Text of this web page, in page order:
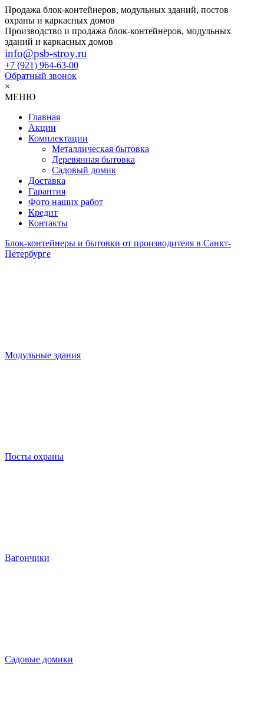
Продажа блок-контейнеров, модульных зданий, постов
охраны и каркасных домов
Производство и продажа блок-контейнеров, модульных
зданий и каркасных домов
info@psb-stroy.ru
+7 (921) 964-63-00
Обратный звонок
×
МЕНЮ
Главная
Акции
Комплектации
Металлическая бытовка
Деревянная бытовка
Садовый домик
Доставка
Гарантия
Фото наших работ
Кредит
Контакты
Блок-контейнеры и бытовки от производителя в Санкт-
Петербурге
Модульные здания
Посты охраны
Вагончики
Садовые домики